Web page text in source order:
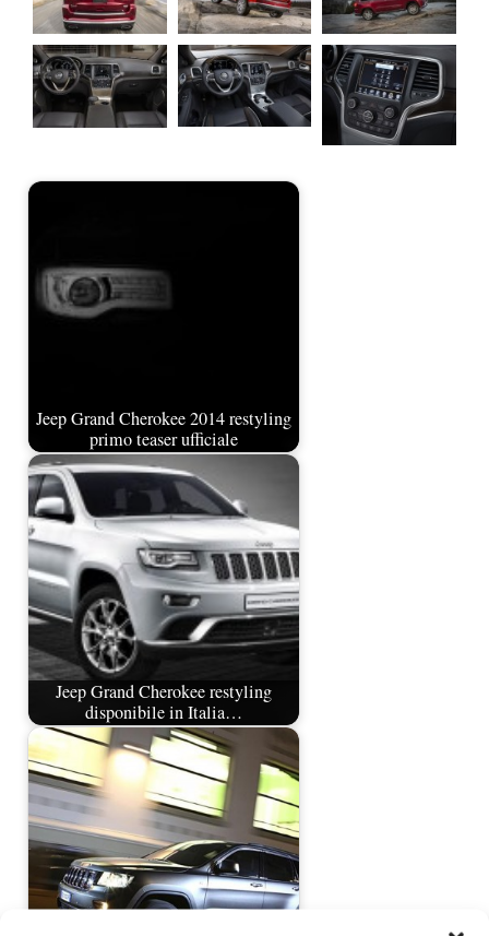
Jeep Grand Cherokee 2014 restyling
primo teaser ufficiale
Jeep Grand Cherokee restyling
disponibile in Italia…